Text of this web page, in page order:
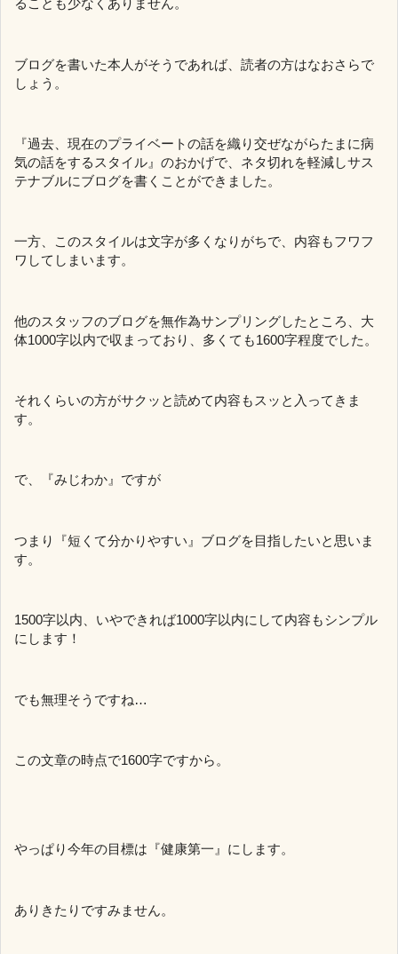
ることも少なくありません。
ブログを書いた本人がそうであれば、読者の方はなおさらで
しょう。
『過去、現在のプライベートの話を織り交ぜながらたまに病
気の話をするスタイル』のおかげで、ネタ切れを軽減しサス
テナブルにブログを書くことができました。
一方、このスタイルは文字が多くなりがちで、内容もフワフ
ワしてしまいます。
他のスタッフのブログを無作為サンプリングしたところ、大
体1000字以内で収まっており、多くても1600字程度でした。
それくらいの方がサクッと読めて内容もスッと入ってきま
す。
で、『みじわか』ですが
つまり『短くて分かりやすい』ブログを目指したいと思いま
す。
1500字以内、いやできれば1000字以内にして内容もシンプル
にします！
でも無理そうですね…
この文章の時点で1600字ですから。
やっぱり今年の目標は『健康第一』にします。
ありきたりですみません。